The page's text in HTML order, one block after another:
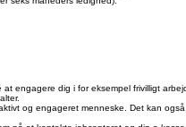
engagere dig i for eksempel frivilligt
og engageret menneske. Det kan